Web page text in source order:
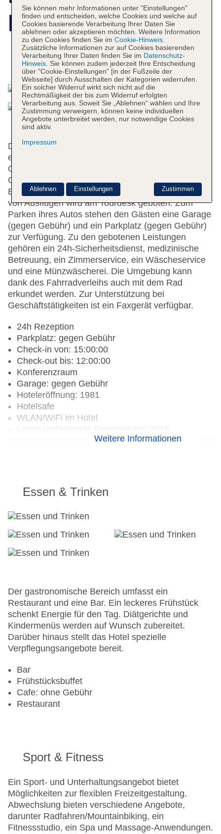
Hotel
Das bietet Ihre Unterkunft
Diese Unterbringung verfügt über einen Aufzug und
eine Rezeption. Zur Einrichtung gehören eine
Gepäckaufbewahrung, ein Safe und ein
Getränkeautomat. WLAN ist in den öffentlichen
Bereichen verfügbar. Hilfestellung bei der Buchung
von Ausflügen wird am Tourdesk geboten. Zum
Parken ihres Autos stehen den Gästen eine Garage
(gegen Gebühr) und ein Parkplatz (gegen Gebühr)
zur Verfügung. Zu den gebotenen Leistungen
gehören ein 24h-Sicherheitsdienst, medizinische
Betreuung, ein Zimmerservice, ein Wäscheservice
und eine Münzwäscherei. Die Umgebung kann
dank des Fahrradverleihs auch mit dem Rad
erkundet werden. Zur Unterstützung bei
Geschäftstätigkeiten ist ein Faxgerät verfügbar.
24h Rezeption
Parkplatz: gegen Gebühr
Check-in von: 15:00:00
Check-out bis: 12:00:00
Konferenzraum
Garage: gegen Gebühr
Hoteleröffnung: 1981
Hotelsafe
WLAN/WiFi im Hotel
Letzte umfassende Renovierung: 2016
Gesamtanzahl der Stockwerke: 10
Gesamtanzahl der Zimmer: 214
Mastercard, Visa
Landeskategorie: 4 Sterne
Weitere Informationen
Essen & Trinken
Der gastronomische Bereich umfasst ein
Restaurant und eine Bar. Ein leckeres Frühstück
schenkt Energie für den Tag. Diätgerichte und
Kindermenüs werden auf Wunsch zubereitet.
Darüber hinaus stellt das Hotel spezielle
Verpflegungsangebote bereit.
Bar
Frühstücksbuffet
Cafe: ohne Gebühr
Restaurant
Sport & Fitness
Ein Sport- und Unterhaltungsangebot bietet
Möglichkeiten zur flexiblen Freizeitgestaltung.
Abwechslung bieten verschiedene Angebote,
darunter Radfahren/Mountainbiking, ein
Fitnessstudio, ein Spa und Massage-Anwendungen.
Sie können mehr Informationen unter "Einstellungen"
finden und entscheiden, welche Cookies und welche auf
Cookies basierende Verarbeitung Ihrer Daten Sie
ablehnen oder akzeptieren möchten. Weitere Information
zu den Cookies finden Sie im Cookie-Hinweis.
Zusätzliche Informationen zur auf Cookies basierenden
Verarbeitung Ihrer Daten finden Sie im Datenschutz-
Hinweis. Sie können zudem jederzeit Ihre Entscheidung
über "Cookie-Einstellungen" [in der Fußzeile der
Webseite] durch Ausschalten der Kategorien widerrufen.
Ein solcher Widerruf wirkt sich nicht auf die
Rechtmäßigkeit der bis zum Widerruf erfolgten
Verarbeitung aus. Soweit Sie „Ablehnen“ wählen und Ihre
Zustimmung verweigern, können keine individuellen
Angebote unterbreitet werden, nur notwendige Cookies
sind aktiv.
Impressum
Zustimmen
Ablehnen Einstellungen